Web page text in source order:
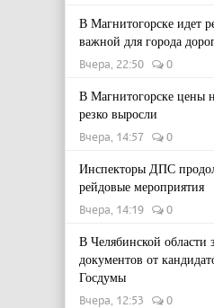
В Магнитогорске идет
важной для города
Вчера, 22:50 0
В Магнитогорске цены
резко выросли
Вчера, 14:57 0
Инспекторы ДПС
рейдовые мероприятия
Вчера, 14:19 0
В Челябинской области
документов от
Госдумы
Вчера, 12:53 0